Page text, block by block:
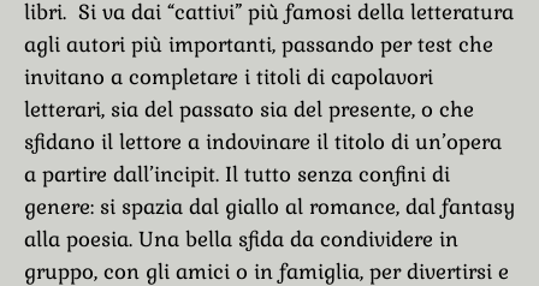
libri. Si va dai “cattivi” più famosi della letteratura
agli autori più importanti, passando per test che
invitano a completare i titoli di capolavori
letterari, sia del passato sia del presente, o che
sfidano il lettore a indovinare il titolo di un’opera
a partire dall’incipit. Il tutto senza confini di
genere: si spazia dal giallo al romance, dal fantasy
alla poesia. Una bella sfida da condividere in
gruppo, con gli amici o in famiglia, per divertirsi e